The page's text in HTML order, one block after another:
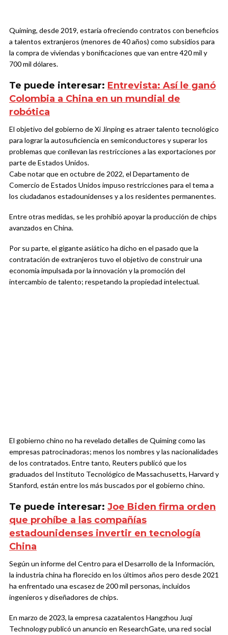
Quiming, desde 2019, estaría ofreciendo contratos con beneficios
a talentos extranjeros (menores de 40 años) como subsidios para
la compra de viviendas y bonificaciones que van entre 420 mil y
700 mil dólares.
Te puede interesar: Entrevista: Así le ganó
Colombia a China en un mundial de
robótica
El objetivo del gobierno de Xi Jinping es atraer talento tecnológico
para lograr la autosuficiencia en semiconductores y superar los
problemas que conllevan las restricciones a las exportaciones por
parte de Estados Unidos.
Cabe notar que en octubre de 2022, el Departamento de
Comercio de Estados Unidos impuso restricciones para el tema a
los ciudadanos estadounidenses y a los residentes permanentes.
Entre otras medidas, se les prohibió apoyar la producción de chips
avanzados en China.
Por su parte, el gigante asiático ha dicho en el pasado que la
contratación de extranjeros tuvo el objetivo de construir una
economía impulsada por la innovación y la promoción del
intercambio de talento; respetando la propiedad intelectual.
El gobierno chino no ha revelado detalles de Quiming como las
empresas patrocinadoras; menos los nombres y las nacionalidades
de los contratados. Entre tanto, Reuters publicó que los
graduados del Instituto Tecnológico de Massachusetts, Harvard y
Stanford, están entre los más buscados por el gobierno chino.
Te puede interesar: Joe Biden firma orden
que prohíbe a las compañías
estadounidenses invertir en tecnología
China
Según un informe del Centro para el Desarrollo de la Información,
la industria china ha florecido en los últimos años pero desde 2021
ha enfrentado una escasez de 200 mil personas, incluidos
ingenieros y diseñadores de chips.
En marzo de 2023, la empresa cazatalentos Hangzhou Juqi
Technology publicó un anuncio en ResearchGate, una red social